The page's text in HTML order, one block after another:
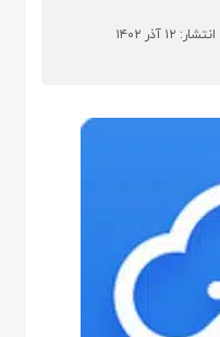
۱۲ آذر ۱۴۰۲